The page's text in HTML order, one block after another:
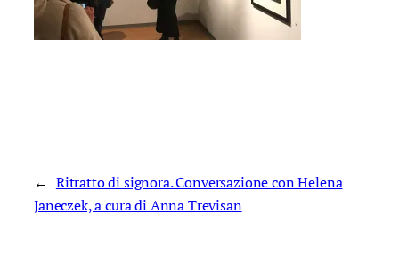
← Ritratto di signora. Conversazione con Helena
Janeczek, a cura di Anna Trevisan